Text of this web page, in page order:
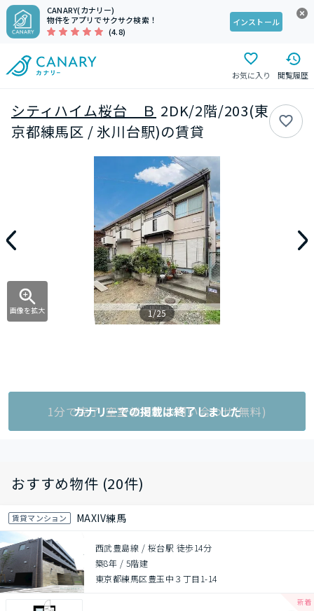
CANARY(カナリー)
物件をアプリでサクサク検索！
(4.8)
インストール
お気に入り 閲覧履歴
シティハイム桜台 Ｂ 2DK/2階/203(東
京都練馬区 / 氷川台駅)の賃貸
画像を拡大 1/25
1分で完了!空室状況をお問い合わせ(無料)
カナリーでの掲載は終了しました
おすすめ物件 (20件)
賃貸マンション MAXIV練馬
西武豊島線 / 桜台駅 徒歩14分
築8年 / 5階建
東京都練馬区豊玉中３丁目1-14